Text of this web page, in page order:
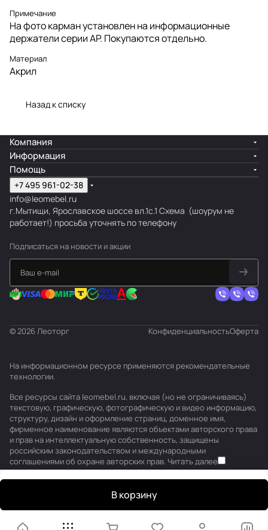
Примечание
На фото карман установлен на информационные
держатели серии AP. Покупаются отдельно.
Материал
Акрил
Назад к списку
В корзину
Компания
Информация
Помощь
+7 495 961-02-38
info@leomebel.ru
г.Мытищи, Ярославское шоссе вл.1с.1 Схема (шоурум не
работает!) просьба уточнять по телефону
Подписаться на новости и акции
© 2026 Леоторг КонфиденциальностьОферта
На информационном ресурсе применяются рекомендательные
технологии.
Все ресурсы сайта leomebel.ru, включая (но не ограничиваясь)
текстовую, графическую, фотографическую и видео информацию,
структуру, дизайн и оформление страниц, доменное имя,
фирменное наименование являются объектами авторского права
и прав на интеллектуальную собственность, защищены
российским законодательством и международными
соглашениями об охране авторских прав. Читать далее